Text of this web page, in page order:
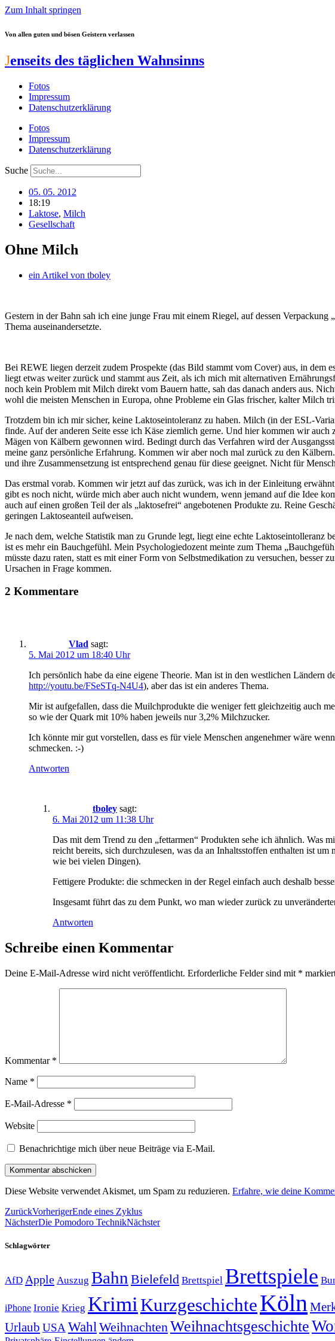
Zum Inhalt springen
Von allen guten und bösen Geistern verlassen
Jenseits des täglichen Wahnsinns
Fotos
Impressum
Datenschutzerklärung
Fotos
Impressum
Datenschutzerklärung
Suche
05. 05. 2012
18:19
Laktose, Milch
Gesellschaft
Ohne Milch
ein Artikel von tboley
Gestern in der Bahn sah ich eine junge Frau mit einem Riegel, auf dessen
Thema auseinandersetzte.
Bei REWE liegen derzeit zudem Prospekte (das Bild stammt vom Cover) aus, in
liegt etwas weiter zurück und stammt aus Zeit, als ich mich mit alternativen
noch kein Problem mit Milch direkt vom Bauern hatte, sah das danach anders aus.
wohl die meisten Menschen in Europa, ohne Probleme ein Glas frischer, kalter Milch
Trotzdem bin ich mir sicher, keine Laktoseintoleranz zu haben. Milch (in der ESL-
finde. Auf der anderen Seite esse ich Käse ziemlich gerne. Und hier kommen wir
Mägen von Kälbern gewonnen wird. Bedingt durch das Verfahren wird der
meine ganz persönliche Erfahrung. Kommen wir aber noch mal zurück zu den
und ihre Zusammensetzung ist entsprechend genau für diese geeignet. Nicht für
Das erstmal vorab. Kommen wir jetzt auf das zurück, was ich in der Einleitung
gibt es noch nicht, würde mich aber auch nicht wundern, wenn jemand auf die Idee
auch auf einen großen Teil der als „laktosefrei“ angebotenen Produkte zu. Reine
geringen Laktoseanteil aufweisen.
Je nach dem, welche Statistik man zu Grunde legt, liegt eine echte
ist es mehr ein Bauchgefühl. Mein Psychologiedozent meinte zum Thema
müsste dazu raten, statt es mit einer Form von Selbstmedikation zu versuchen,
Ursachen in Frage kommen.
2 Kommentare
Vlad sagt:
5. Mai 2012 um 18:40 Uhr
Ich persönlich habe da eine eigene Theorie. Man ist in den westlichen Ländern
http://youtu.be/FSeSTq-N4U4), aber das ist ein anderes Thema.
Mir ist aufgefallen, dass die Muilchprodukte die weniger fett gleichzeitig auch
so wie der Quark mit 10% haben jeweils nur 3,2% Milchzucker.
Ich könnte mir gut vorstellen, dass es für viele Menschen angenehmer wäre
schmecken. :-)
Antworten
tboley sagt:
6. Mai 2012 um 11:38 Uhr
Das mit dem Trend zu den „fettarmen“ Produkten sehe ich ähnlich. Was
reicht bereits, sich durchzulesen, was da an Inhaltsstoffen enthalten ist
wie bei vielen Dingen).
Fettigere Produkte: die schmecken in der Regel einfach auch deshalb
Insgesamt führt das zu dem Punkt, wo man wieder zurück zu
Antworten
Schreibe einen Kommentar
Deine E-Mail-Adresse wird nicht veröffentlicht. Erforderliche Felder sind mit *
Kommentar *
Name *
E-Mail-Adresse *
Website
Benachrichtige mich über neue Beiträge via E-Mail.
Diese Website verwendet Akismet, um Spam zu reduzieren. Erfahre, wie deine
ZurückVorherigerEnde eines Zyklus
NächsterDie Pomodoro TechnikNächster
Schlagwörter
AfD Apple Auszug Bahn Bielefeld Brettspiel Brettspiele
iPhone Ironie Krieg KrimiKurzgeschichteKöln
Urlaub USAWahlWeihnachtenWeihnachtsgeschichte